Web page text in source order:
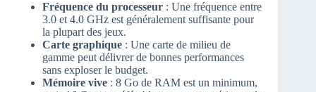
Fréquence du processeur : Une fréquence entre
3.0 et 4.0 GHz est généralement suffisante pour
la plupart des jeux.
Carte graphique : Une carte de milieu de
gamme peut délivrer de bonnes performances
sans exploser le budget.
Mémoire vive : 8 Go de RAM est un minimum,